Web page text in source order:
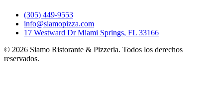
(305) 449-9553
info@siamopizza.com
17 Westward Dr Miami Springs, FL 33166
© 2026 Siamo Ristorante & Pizzeria. Todos los derechos
reservados.